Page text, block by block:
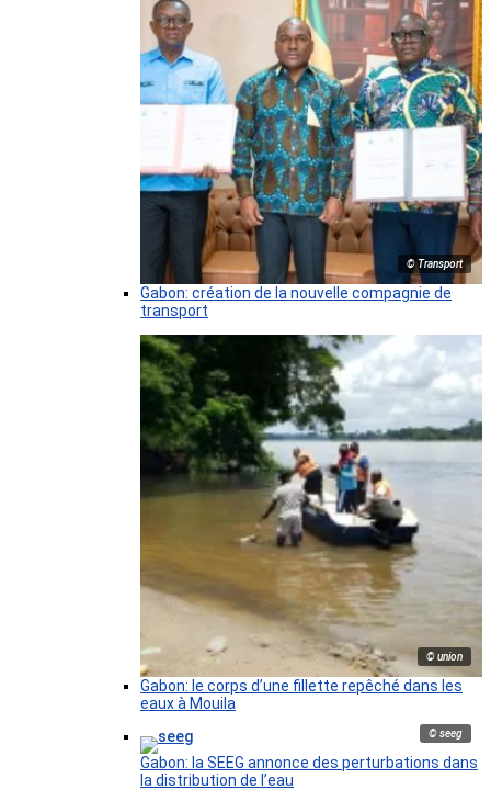
© Transport
Gabon: création de la nouvelle compagnie de
transport
© union
Gabon: le corps d’une fillette repêché dans les
eaux à Mouila
© seeg
Gabon: la SEEG annonce des perturbations dans
la distribution de l’eau